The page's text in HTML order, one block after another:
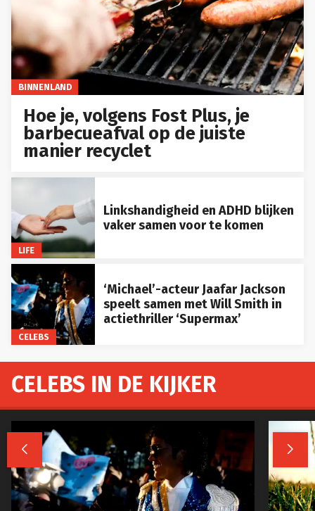
BINNENLAND
Hoe je, volgens Fost Plus, je
barbecueafval op de juiste
manier recyclet
LIFE
Linkshandigheid en ADHD blijken
vaker samen voor te komen
CELEBS
‘Michael’-acteur Jaafar Jackson
speelt samen met Will Smith in
actiethriller ‘Supermax’
CELEBS IN DE KIJKER
 